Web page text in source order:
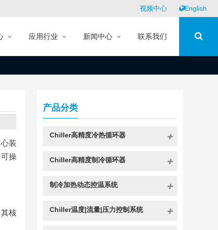
视频中心 English
应用行业 新闻中心 联系我们
装
操
核
产品分类
Chiller高精度冷热循环器
Chiller高精度制冷循环器
制冷加热动态控温系统
Chiller温度|流量|压力控制系统